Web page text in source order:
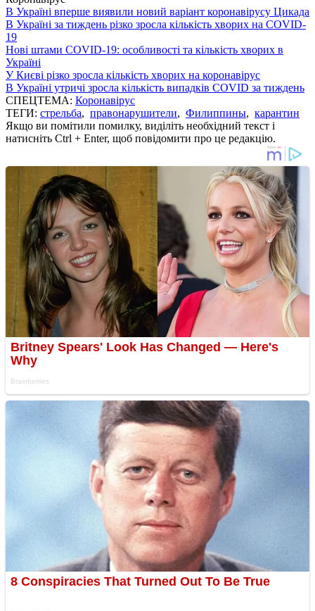
В Україні вперше виявили новий варіант коронавірусу Цикада
В Україні за тиждень різко зросла кількість хворих на COVID-
19
Нові штами COVID-19: особливості та кількість хворих в
Україні
У Києві різко зросла кількість хворих на коронавірус
В Україні утричі зросла кількість випадків COVID за тиждень
СПЕЦТЕМА: Коронавірус
ТЕГИ: стрельба, правонарушители, Филиппины, карантин
Якщо ви помітили помилку, виділіть необхідний текст і
натисніть Ctrl + Enter, щоб повідомити про це редакцію.